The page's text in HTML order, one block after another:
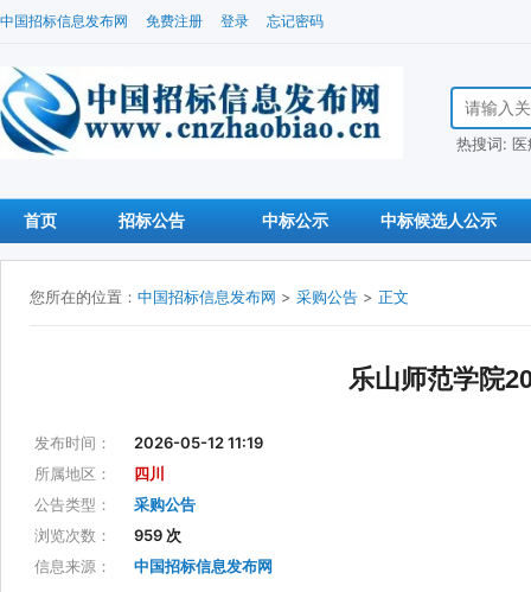
中国招标信息发布网 免费注册 登录 忘记密码
搜索招标信
热搜词:
首页 招标公告 中标公示 中标候选人公示
您所在的位置： 中国招标信息发布网 > 采购公告 > 正文
乐山师范学院
发布时间：
2026-05-12 11:19
所属地区：
四川
公告类型：
采购公告
浏览次数：
959 次
信息来源：
中国招标信息发布网